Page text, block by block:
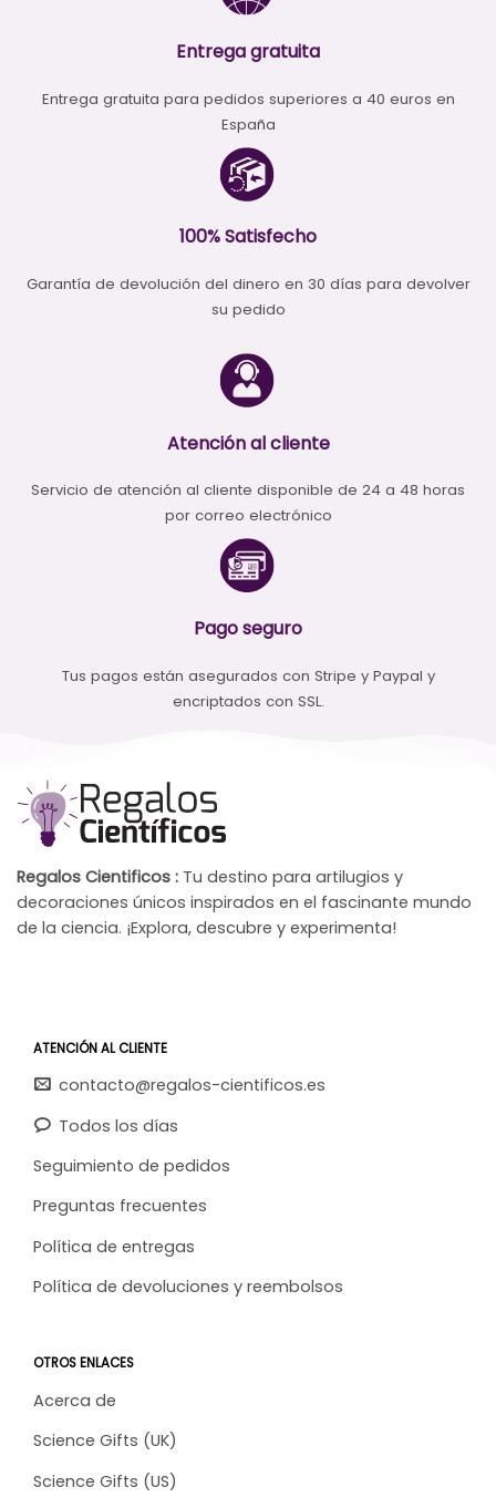
Entrega gratuita
Entrega gratuita para pedidos superiores a 40 euros en
España
100% Satisfecho
Garantía de devolución del dinero en 30 días para devolver
su pedido
Atención al cliente
Servicio de atención al cliente disponible de 24 a 48 horas
por correo electrónico
Pago seguro
Tus pagos están asegurados con Stripe y Paypal y
encriptados con SSL.
Regalos Cientificos : Tu destino para artilugios y
decoraciones únicos inspirados en el fascinante mundo
de la ciencia. ¡Explora, descubre y experimenta!
ATENCIÓN AL CLIENTE
contacto@regalos-cientificos.es
Todos los días
Seguimiento de pedidos
Preguntas frecuentes
Política de entregas
Política de devoluciones y reembolsos
OTROS ENLACES
Acerca de
Science Gifts (UK)
Science Gifts (US)